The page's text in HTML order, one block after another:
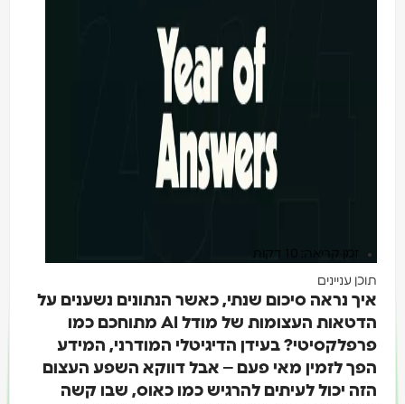
תוכן עניינים
איך נראה סיכום שנתי, כאשר הנתונים נשענים על
הדטאות העצומות של מודל AI מתוחכם כמו
פרפלקסיטי? בעידן הדיגיטלי המודרני, המידע
הפך לזמין מאי פעם – אבל דווקא השפע העצום
הזה יכול לעיתים להרגיש כמו כאוס, שבו קשה